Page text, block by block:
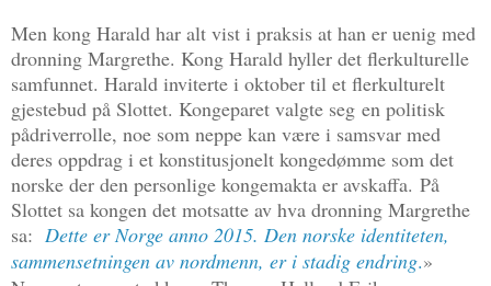
Men kong Harald har alt vist i praksis at han er uenig med
dronning Margrethe. Kong Harald hyller det flerkulturelle
samfunnet. Harald inviterte i oktober til et flerkulturelt
gjestebud på Slottet. Kongeparet valgte seg en politisk
pådriverrolle, noe som neppe kan være i samsvar med
deres oppdrag i et konstitusjonelt kongedømme som det
norske der den personlige kongemakta er avskaffa. På
Slottet sa kongen det motsatte av hva dronning Margrethe
sa: Dette er Norge anno 2015. Den norske identiteten,
sammensetningen av nordmenn, er i stadig endring.»